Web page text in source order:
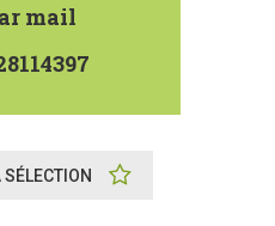
mail